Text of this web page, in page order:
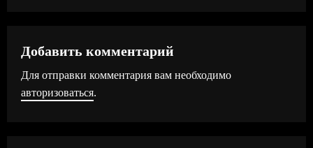
ж
и
Добавить комментарий
Для отправки комментария вам необходимо
авторизоваться.